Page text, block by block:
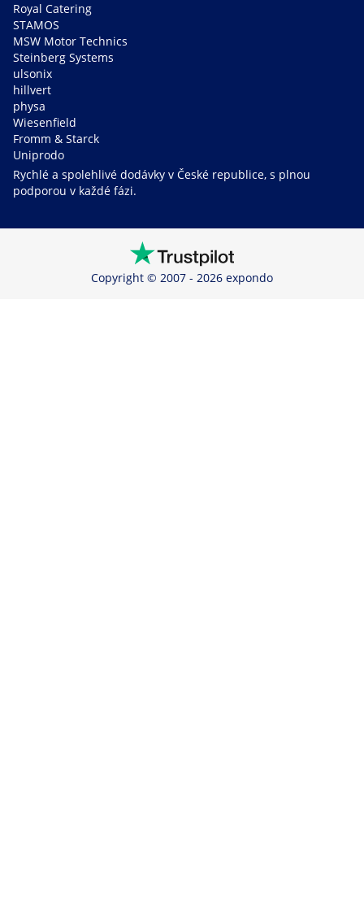
Royal Catering
STAMOS
MSW Motor Technics
Steinberg Systems
ulsonix
hillvert
physa
Wiesenfield
Fromm & Starck
Uniprodo
Rychlé a spolehlivé dodávky v České republice, s plnou
podporou v každé fázi.
Copyright © 2007 - 2026 expondo